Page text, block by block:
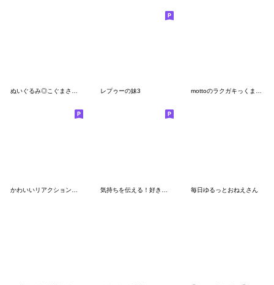
ぬいぐるみ◎こぐまさんスタンプ #3 レプゥーの妹3 mottoのラクガキっくま♡超小さい
毎日ゆるっとおねえさん